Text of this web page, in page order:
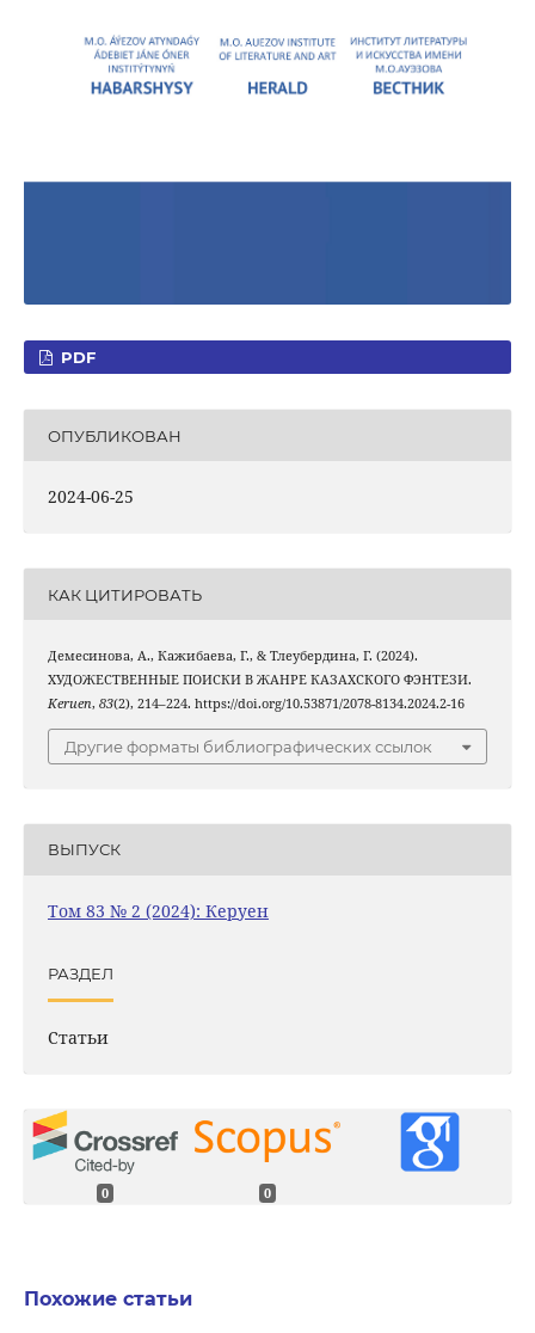
PDF
ОПУБЛИКОВАН
2024-06-25
КАК ЦИТИРОВАТЬ
Демесинова, А., Кажибаева, Г., & Тлеубердина, Г. (2024).
ХУДОЖЕСТВЕННЫЕ ПОИСКИ В ЖАНРЕ КАЗАХСКОГО ФЭНТЕЗИ.
Keruen, 83(2), 214–224. https://doi.org/10.53871/2078-8134.2024.2-16
Другие форматы библиографических ссылок
ВЫПУСК
Том 83 № 2 (2024): Керуен
РАЗДЕЛ
Статьи
0 0
Похожие статьи